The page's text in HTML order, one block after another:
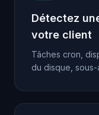
Détectez
votre client
Tâches cron,
du disque,